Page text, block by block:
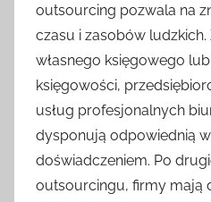
outsourcing pozwala na
czasu i zasobów
własnego księgowego
księgowości,
usług profesjonalnych
dysponują odpowiednią
doświadczeniem. Po
outsourcingu, firmy mają